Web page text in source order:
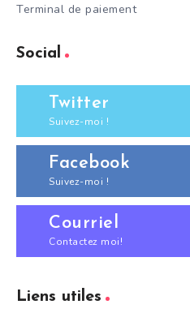
Terminal de paiement
Social
Twitter
Suivez-moi !
Facebook
Suivez-moi !
Courriel
Contactez moi!
Liens utiles